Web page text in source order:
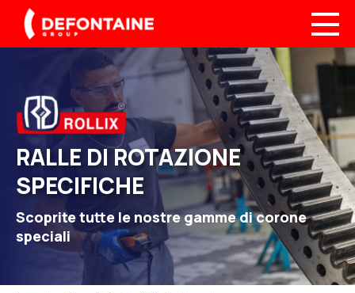
RALLE DI ROTAZIONE
SPECIFICHE
Scoprite tutte le nostre gamme di corone
speciali